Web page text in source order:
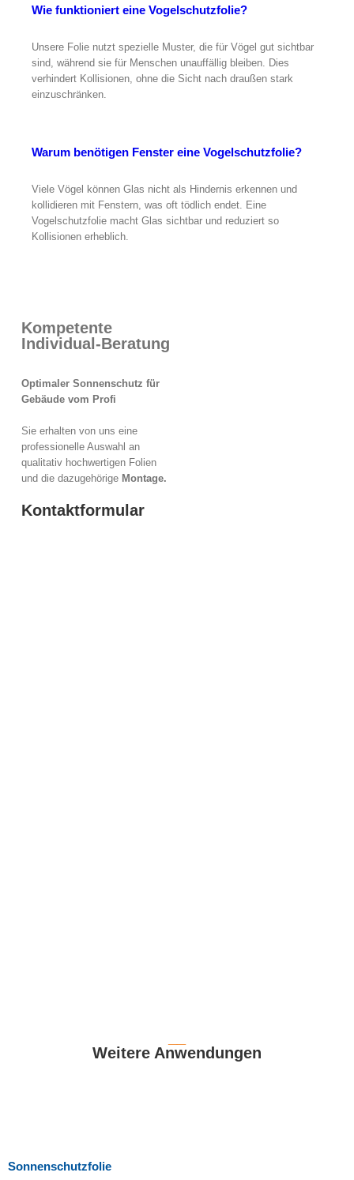
Wie funktioniert eine Vogelschutzfolie?
Unsere Folie nutzt spezielle Muster, die für Vögel gut sichtbar
sind, während sie für Menschen unauffällig bleiben. Dies
verhindert Kollisionen, ohne die Sicht nach draußen stark
einzuschränken.
Warum benötigen Fenster eine Vogelschutzfolie?
Viele Vögel können Glas nicht als Hindernis erkennen und
kollidieren mit Fenstern, was oft tödlich endet. Eine
Vogelschutzfolie macht Glas sichtbar und reduziert so
Kollisionen erheblich.
Kompetente
Individual-Beratung
Optimaler Sonnenschutz für
Gebäude vom Profi
Sie erhalten von uns eine
professionelle Auswahl an
qualitativ hochwertigen Folien
und die dazugehörige Montage.
Kontaktformular
Weitere Anwendungen
Sonnenschutzfolie